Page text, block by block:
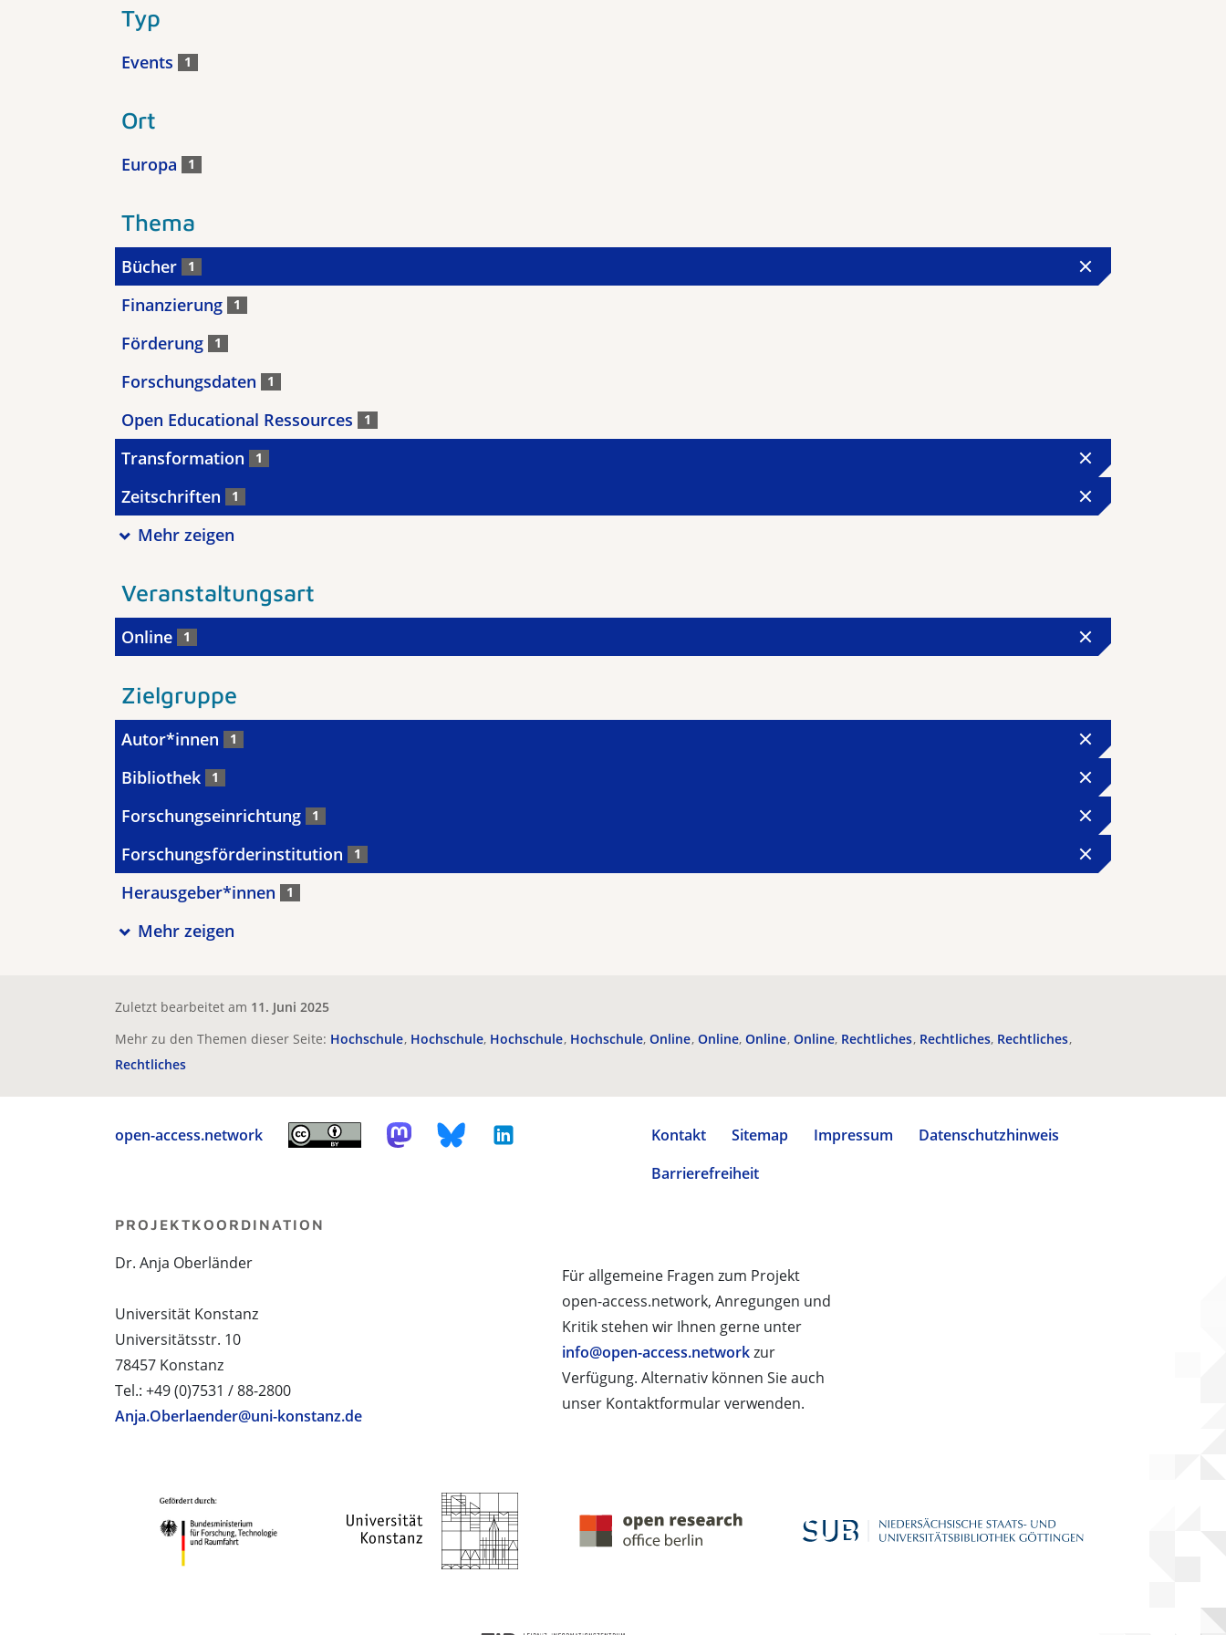
Typ
Events 1
Ort
Europa 1
Thema
Bücher 1
Finanzierung 1
Förderung 1
Forschungsdaten 1
Open Educational Ressources 1
Transformation 1
Zeitschriften 1
Mehr zeigen
Veranstaltungsart
Online 1
Zielgruppe
Autor*innen 1
Bibliothek 1
Forschungseinrichtung 1
Forschungsförderinstitution 1
Herausgeber*innen 1
Mehr zeigen
Zuletzt bearbeitet am 11. Juni 2025
Mehr zu den Themen dieser Seite: Hochschule Hochschule Hochschule Hochschule Online Online Online Online Rechtliches Rechtliches Rechtliches
Rechtliches
open-access.network Kontakt Sitemap Impressum
Datenschutzhinweis
Barrierefreiheit
Für allgemeine Fragen zum Projekt
open-access.network, Anregungen und
Kritik stehen wir Ihnen gerne unter
info@open-access.networkzur
Verfügung. Alternativ können Sie auch
unser Kontaktformular verwenden.
PROJEKTKOORDINATION
Dr. Anja Oberländer
Universität Konstanz
Universitätsstr. 10
78457 Konstanz
Tel.: +49 (0)7531 / 88-2800
Anja.Oberlaender@uni-konstanz.de